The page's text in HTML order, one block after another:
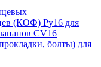
(КОФ) Ру16 для
CV16
болты) для